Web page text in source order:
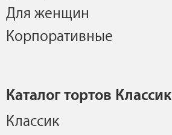
Для женщин
Корпоративные
Каталог тортов Классик
Классик